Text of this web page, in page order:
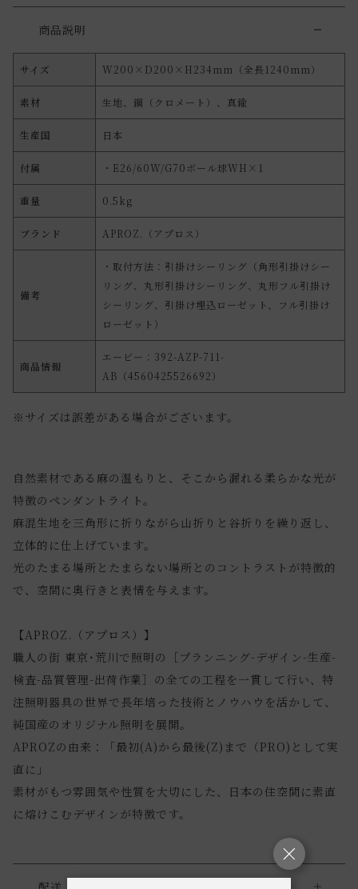
商品説明
サイズ W200×D200×H234mm（全長1240mm）
素材 生地、鋼（クロメート）、真鍮
生産国 日本
付属 ・E26/60W/G70ボール球WH×1
重量 0.5kg
ブランド APROZ.（アプロス）
備考
・取付方法：引掛けシーリング（角形引掛けシー
リング、丸形引掛けシーリング、丸形フル引掛け
シーリング、引掛け埋込ローゼット、フル引掛け
ローゼット）
商品情報
エービー：392-AZP-711-
AB（4560425526692）
※サイズは誤差がある場合がございます。
自然素材である麻の温もりと、そこから漏れる柔らかな光が
特徴のペンダントライト。
麻混生地を三角形に折りながら山折りと谷折りを繰り返し、
立体的に仕上げています。
光のたまる場所とたまらない場所とのコントラストが特徴的
で、空間に奥行きと表情を与えます。
【APROZ.（アプロス）】
職人の街 東京･荒川で照明の［プランニング-デザイン-生産-
検査-品質管理-出荷作業］の全ての工程を一貫して行い、特
注照明器具の世界で長年培った技術とノウハウを活かして、
純国産のオリジナル照明を展開。
APROZの由来：「最初(A)から最後(Z)まで（PRO)として実
直に」
素材がもつ雰囲気や性質を大切にした、日本の住空間に素直
に熔けこむデザインが特徴です。